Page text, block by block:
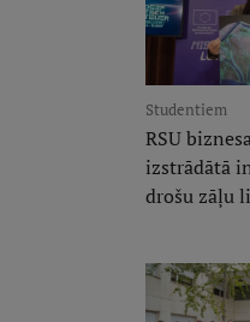
Studentiem
RSU
izstrādātā
drošu zāļu